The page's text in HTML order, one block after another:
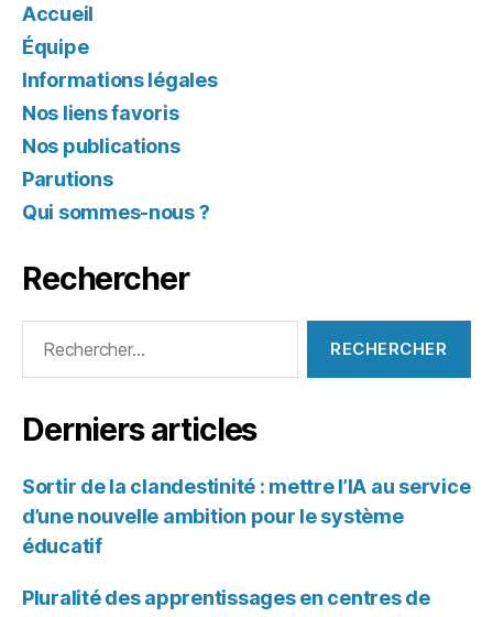
Accueil
Équipe
Informations légales
Nos liens favoris
Nos publications
Parutions
Qui sommes-nous ?
Rechercher
Derniers articles
Sortir de la clandestinité : mettre l’IA au service
d’une nouvelle ambition pour le système
éducatif
Pluralité des apprentissages en centres de